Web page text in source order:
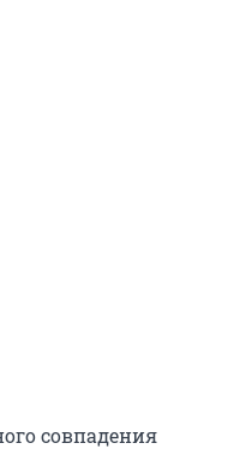
совпадения